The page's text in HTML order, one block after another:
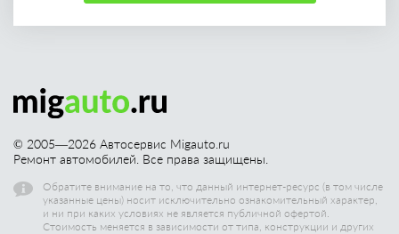
© 2005—2026 Автосервис Migauto.ru
Ремонт автомобилей. Все права защищены.
Обратите внимание на то, что данный интернет-ресурс (в том числе
указанные цены) носит исключительно ознакомительный характер,
и ни при каких условиях не является публичной офертой.
Стоимость меняется в зависимости от типа, конструкции и других